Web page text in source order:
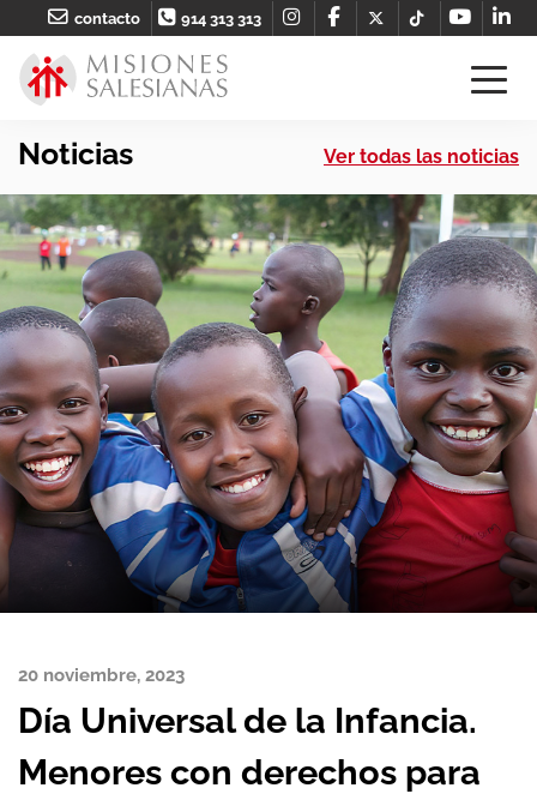
contacto 914 313 313
Noticias Ver todas las noticias
20 noviembre, 2023
Día Universal de la Infancia.
Menores con derechos para